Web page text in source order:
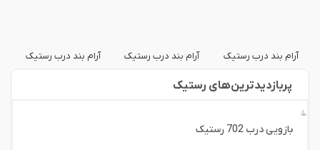
آرام بند درب رستیک آرام بند درب رستیک آرام بند درب رستیک
پربازدید‌ترین‌های رستیک
بازویی درب 702 رستیک